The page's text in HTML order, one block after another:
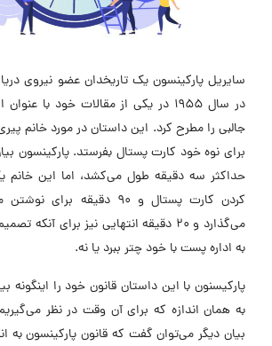
سایریل پارکینسون یک تاریخدان عضو نیروی
در سال 1955 در یکی از مقالات خود با
جالبی را مطرح کرد. این داستان در مورد خانم
برای نوه خود کارت پستال بفرستد. پارکینسون
حداکثر سه دقیقه طول می‌کشد، اما این خانم
کردن کارت پستال و 90 دقیقه
می‌گذارد و 20 دقیقه انتهایی نیز برای آنکه
به اداره پست با خود چتر ببرد یا نه.
پارکیسنون با این داستان قانون خود را اینگونه
به همان اندازه که برای آن وقت در نظر